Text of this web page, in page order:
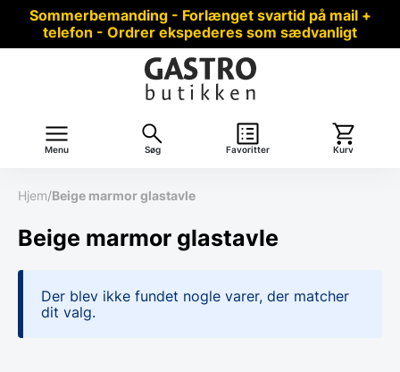
Sommerbemanding - Forlænget svartid på mail +
telefon - Ordrer ekspederes som sædvanligt
Menu Søg Favoritter Kurv
Hjem/Beige marmor glastavle
Beige marmor glastavle
Der blev ikke fundet nogle varer, der matcher
dit valg.